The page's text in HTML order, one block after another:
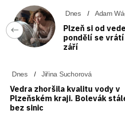
Dnes Adam
Plzeň si od
pondělí se
září
Dnes Jiřina Suchorová
Vedra zhoršila kvalitu vody v
Plzeňském kraji. Bolevák
bez sinic